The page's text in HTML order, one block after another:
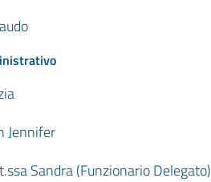
Jennifer
Sandra (Funzionario Delegato)